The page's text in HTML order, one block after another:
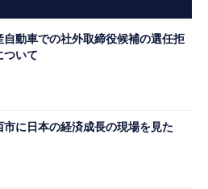
自動車での社外取締役候補の選任拒
ついて
市に日本の経済成長の現場を見た